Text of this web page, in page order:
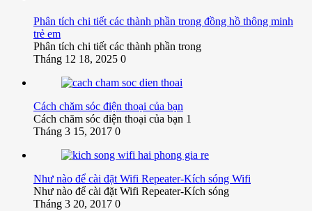
Phân tích chi tiết các thành phần trong đồng hồ thông minh
trẻ em
Phân tích chi tiết các thành phần trong
Tháng 12 18, 2025 0
Cách chăm sóc điện thoại của bạn
Cách chăm sóc điện thoại của bạn 1
Tháng 3 15, 2017 0
Như nào để cài đặt Wifi Repeater-Kích sóng Wifi
Như nào để cài đặt Wifi Repeater-Kích sóng
Tháng 3 20, 2017 0